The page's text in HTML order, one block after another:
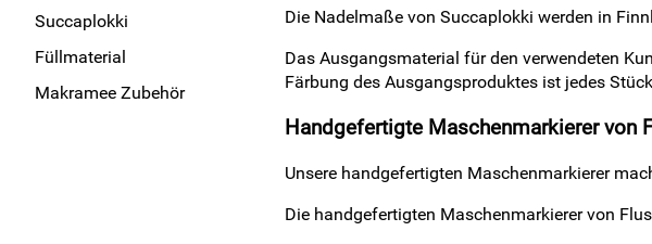
Succaplokki
Füllmaterial
Makramee Zubehör
Die Nadelmaße von Succaplokki werden in
Das Ausgangsmaterial für den verwendeten
Färbung des Ausgangsproduktes ist jedes
Handgefertigte Maschenmarkierer von
Unsere handgefertigten Maschenmarkierer
Die handgefertigten Maschenmarkierer von